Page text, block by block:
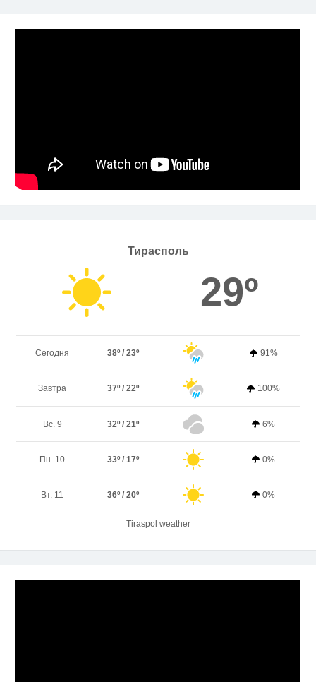
Тирасполь
29º
Сегодня 38º / 23º 91%
Завтра 37º / 22º 100%
Вс. 9 32º / 21º 6%
Пн. 10 33º / 17º 0%
Вт. 11 36º / 20º 0%
Tiraspol weather